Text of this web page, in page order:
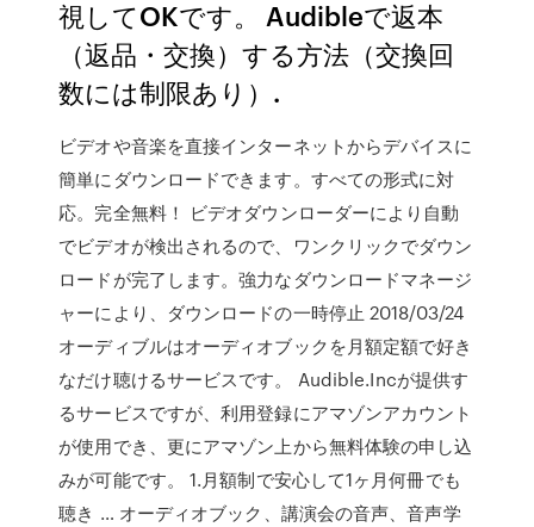
視してOKです。 Audibleで返本
（返品・交換）する方法（交換回
数には制限あり）.
ビデオや音楽を直接インターネットからデバイスに
簡単にダウンロードできます。すべての形式に対
応。完全無料！ ビデオダウンローダーにより自動
でビデオが検出されるので、ワンクリックでダウン
ロードが完了します。強力なダウンロードマネージ
ャーにより、ダウンロードの一時停止 2018/03/24
オーディブルはオーディオブックを月額定額で好き
なだけ聴けるサービスです。 Audible.Incが提供す
るサービスですが、利用登録にアマゾンアカウント
が使用でき、更にアマゾン上から無料体験の申し込
みが可能です。 1.月額制で安心して1ヶ月何冊でも
聴き … オーディオブック、講演会の音声、音声学